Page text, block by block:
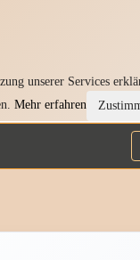
unserer Services
Mehr erfahren